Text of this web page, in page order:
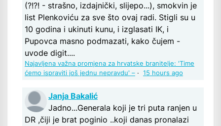
(?!?! - strašno, izdajnički, slijepo...), smokvin je
list Plenkoviću za sve što ovaj radi. Stigli su u
10 godina i ukinuti kunu, i izglasati IK, i
Pupovca masno podmazati, kako čujem -
uvode digit....
Najavljena važna promjena za hrvatske branitelje: 'Time
ćemo ispraviti još jednu nepravdu' – · 15 hours ago
Janja Bakalić
Jadno...Generala koji je tri puta ranjen u
DR ,čiji je brat poginio ..koji danas pronalazi